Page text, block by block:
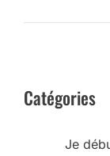
Catégories
Je